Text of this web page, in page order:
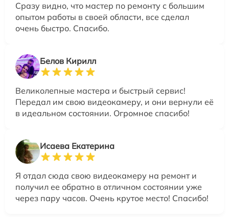
Сразу видно, что мастер по ремонту с большим
опытом работы в своей области, все сделал
очень быстро. Спасибо.
Белов Кирилл
Великолепные мастера и быстрый сервис!
Передал им свою видеокамеру, и они вернули её
в идеальном состоянии. Огромное спасибо!
Исаева Екатерина
Я отдал сюда свою видеокамеру на ремонт и
получил ее обратно в отличном состоянии уже
через пару часов. Очень крутое место! Спасибо!